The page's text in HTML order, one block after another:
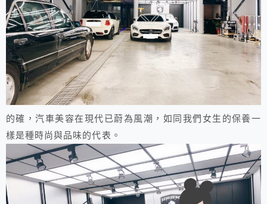
的確，汽車美容在現代已蔚為風潮，如同我們女生的保養一
樣是種時尚與品味的代表。